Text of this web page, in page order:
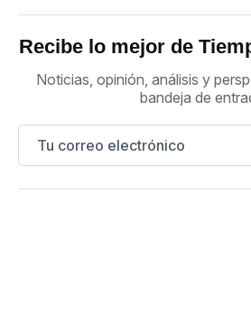
Recibe lo mejor de
Noticias, opinión, análisis y
bandeja de